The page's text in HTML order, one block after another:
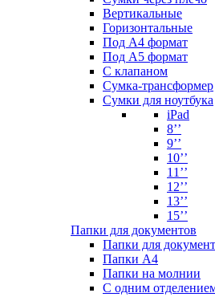
Вертикальные
Горизонтальные
Под А4 формат
Под А5 формат
С клапаном
Сумка-трансформер
Сумки для ноутбука
iPad
8’’
9’’
10’’
11’’
12’’
13’’
15’’
Папки для документов
Папки для
Папки А4
Папки на молнии
С одним